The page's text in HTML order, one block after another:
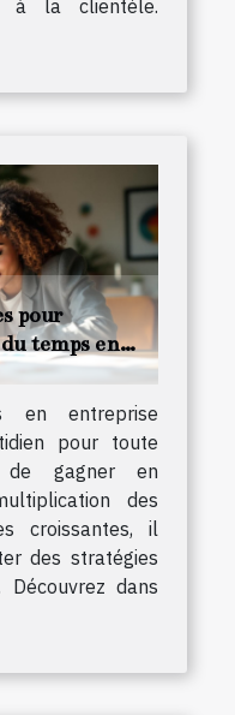
à la clientèle.
pour
temps en
en entreprise
pour toute
de gagner en
des
croissantes, il
des stratégies
dans